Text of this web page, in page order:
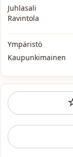
Juhlasali
Ravintola
Ympäristö
Kaupunkimainen